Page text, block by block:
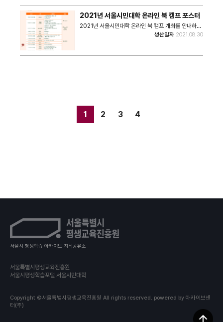
2021년 서울시민대학 온라인 북 캠프 포스터
2021년 서울시민대학 온라인 북 캠프 개최를 안내하는
생산일자 2021.08.30
1 2 3 4
서울시 평생학습 아카이브 지식공유소
서울특별시평생교육진흥원
서울시평생학습포털 서울시민대학
Copyright ©서울특별시평생교육진흥원 All rights reserved. powered by 아카이브센
터(주)